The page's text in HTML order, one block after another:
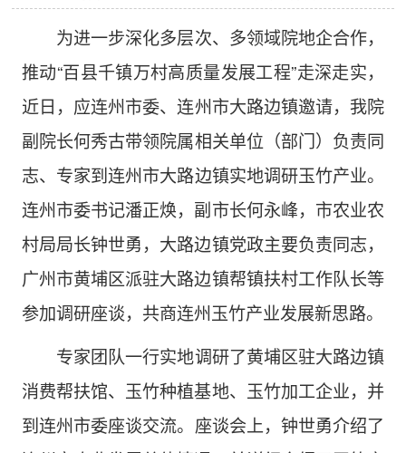
为进一步深化多层次、多领域院地企合作，
推动“百县千镇万村高质量发展工程”走深走实，
近日，应连州市委、连州市大路边镇邀请，我院
副院长何秀古带领院属相关单位（部门）负责同
志、专家到连州市大路边镇实地调研玉竹产业。
连州市委书记潘正焕，副市长何永峰， 市农业农
村局局长钟世勇， 大路边镇党政主要负责同志，
广州市黄埔区派驻大路边镇帮镇扶村工作队长等
参加调研座谈，共商连州玉竹产业发展新思路。
专家团队一行实地调研了黄埔区驻大路边镇
消费帮扶馆、玉竹种植基地、玉竹加工企业，并
到连州市委座谈交流。座谈会上， 钟世勇介绍了